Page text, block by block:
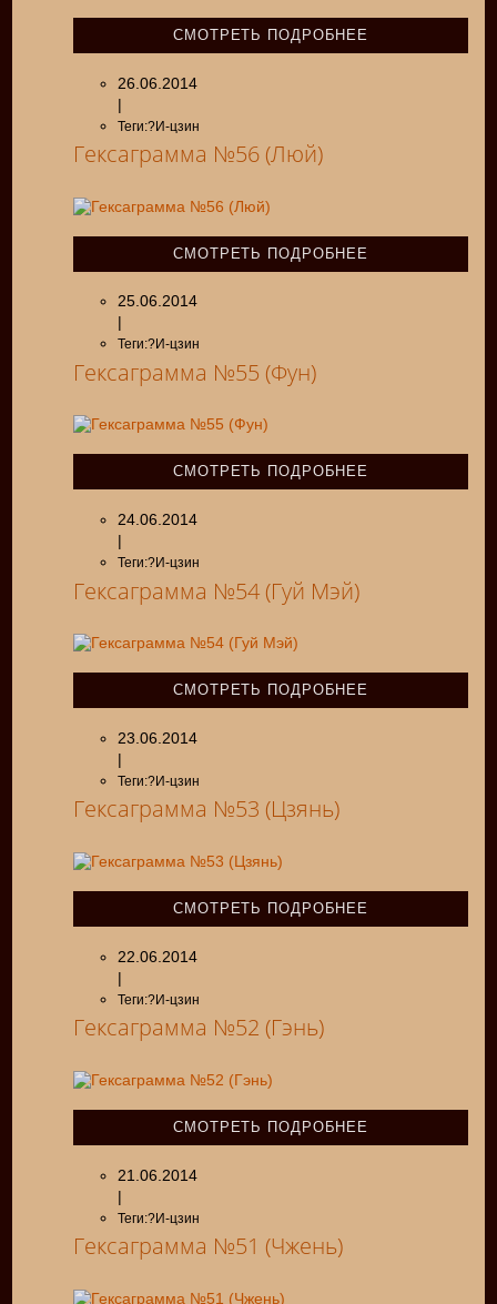
СМОТРЕТЬ ПОДРОБНЕЕ
26.06.2014
|
Теги:?И-цзин
Гексаграмма №56 (Люй)
СМОТРЕТЬ ПОДРОБНЕЕ
25.06.2014
|
Теги:?И-цзин
Гексаграмма №55 (Фун)
СМОТРЕТЬ ПОДРОБНЕЕ
24.06.2014
|
Теги:?И-цзин
Гексаграмма №54 (Гуй Мэй)
СМОТРЕТЬ ПОДРОБНЕЕ
23.06.2014
|
Теги:?И-цзин
Гексаграмма №53 (Цзянь)
СМОТРЕТЬ ПОДРОБНЕЕ
22.06.2014
|
Теги:?И-цзин
Гексаграмма №52 (Гэнь)
СМОТРЕТЬ ПОДРОБНЕЕ
21.06.2014
|
Теги:?И-цзин
Гексаграмма №51 (Чжень)